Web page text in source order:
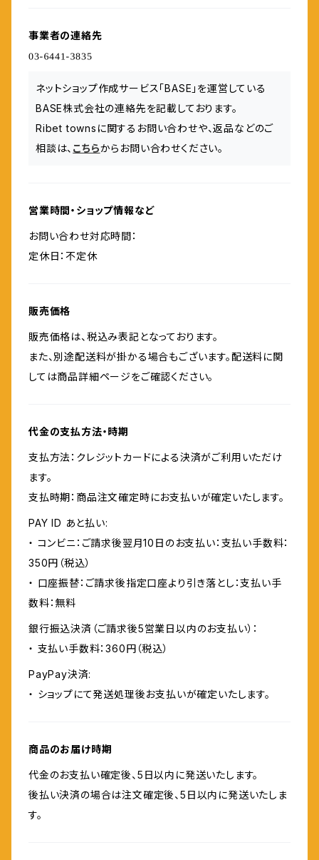
事業者の連絡先
ネットショップ作成サービス「BASE」を運営している
BASE株式会社の連絡先を記載しております。
Ribet townsに関するお問い合わせや、返品などのご
相談は、 こちらからお問い合わせください。
営業時間・ショップ情報など
お問い合わせ対応時間：
定休日：不定休
販売価格
販売価格は、税込み表記となっております。
また、別途配送料が掛かる場合もございます。配送料に関
しては商品詳細ページをご確認ください。
代金の支払方法・時期
支払方法：クレジットカードによる決済がご利用いただけ
ます。
支払時期：商品注文確定時にお支払いが確定いたします。
PAY ID あと払い:
・ コンビニ：ご請求後翌月10日のお支払い：支払い手数料：
350円（税込）
・ 口座振替：ご請求後指定口座より引き落とし：支払い手
数料：無料
銀行振込決済（ご請求後5営業日以内のお支払い）：
・ 支払い手数料：360円（税込）
PayPay決済:
・ ショップにて発送処理後お支払いが確定いたします。
商品のお届け時期
代金のお支払い確定後、5日以内に発送いたします。
後払い決済の場合は注文確定後、5日以内に発送いたしま
す。